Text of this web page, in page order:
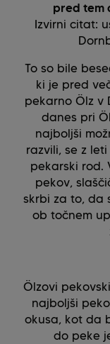
pred tem
Izvirni citat:
To so bile
ki je pred
pekarno Ölz v
danes pri
najboljši
razvili, se z
pekarski rod.
pekov,
skrbi za to, da
ob točnem
Ölzovi
najboljši
okusa, kot da
do peke